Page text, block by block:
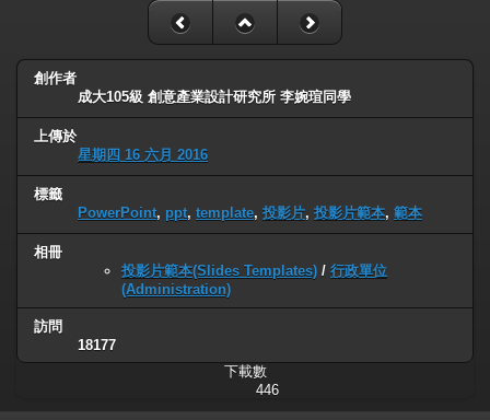
創作者
成大105級 創意產業設計研究所 李婉瑄同學
上傳於
星期四 16 六月 2016
標籤
PowerPoint, ppt, template, 投影片, 投影片範本, 範本
相冊
投影片範本(Slides Templates) / 行政單位
(Administration)
訪問
18177
下載數
446